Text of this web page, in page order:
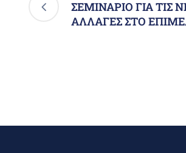
ΣΕΜΙΝΑΡΙΟ ΓΙΑ ΤΙΣ
ΑΛΛΑΓΕΣ ΣΤΟ